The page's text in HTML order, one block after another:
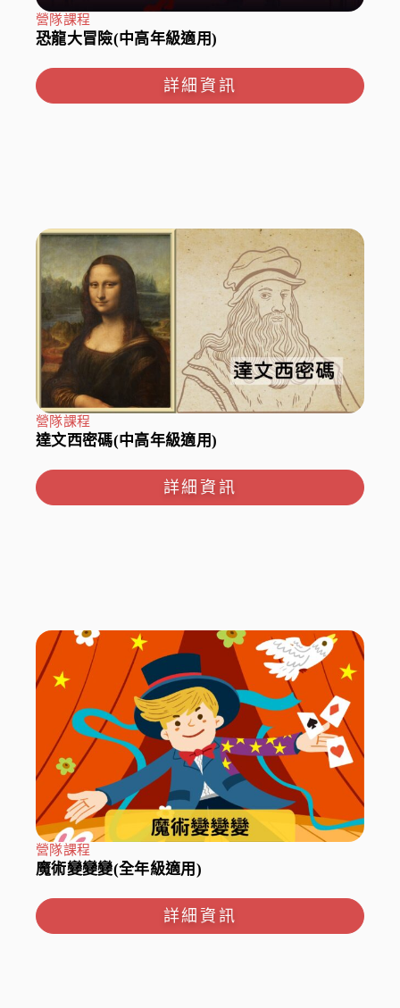
營隊課程
恐龍大冒險(中高年級適用)
詳細資訊
營隊課程
達文西密碼(中高年級適用)
詳細資訊
營隊課程
魔術變變變(全年級適用)
詳細資訊